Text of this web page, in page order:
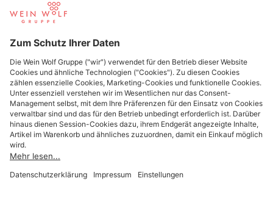
Beliebte Produzenten
Wein Wolf
Wein Wolf GmbH